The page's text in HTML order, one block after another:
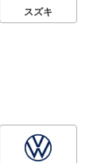
スズキ